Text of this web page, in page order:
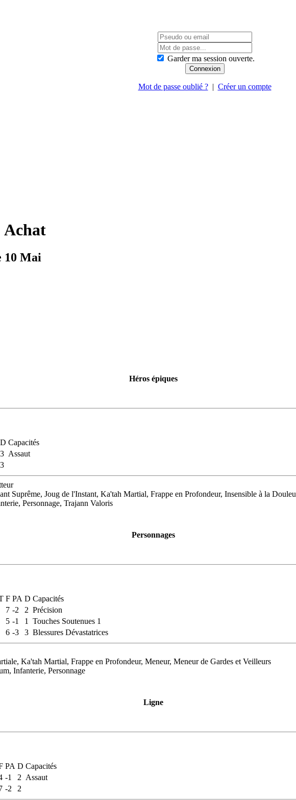
Garder ma session ouverte.
Mot de passe oublié ?| Créer un compte
Achat
10 Mai
Héros épiques
D Capacités
3 Assaut
3
Suprême, Joug de l'Instant, Ka'tah Martial, Frappe en Profondeur, Insensible à la
Personnage, Trajann Valoris
Personnages
F PA D Capacités
7 -2 2 Précision
5 -1 1
Touches Soutenues 1
6 -3 3 Blessures Dévastatrices
Ka'tah Martial, Frappe en Profondeur, Meneur, Meneur de Gardes et Veilleurs
Infanterie, Personnage
Ligne
PA D Capacités
-1 2 Assaut
-2 2